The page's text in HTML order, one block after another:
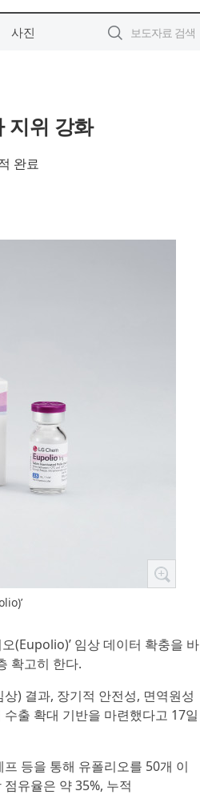
사진
지위 강화
완료
(Eupolio)’ 임상 데이터 확충을 바
확고히 한다.
) 결과, 장기적 안전성, 면역원성
출 확대 기반을 마련했다고 17일
등을 통해 유폴리오를 50개 이
유율은 약 35%, 누적